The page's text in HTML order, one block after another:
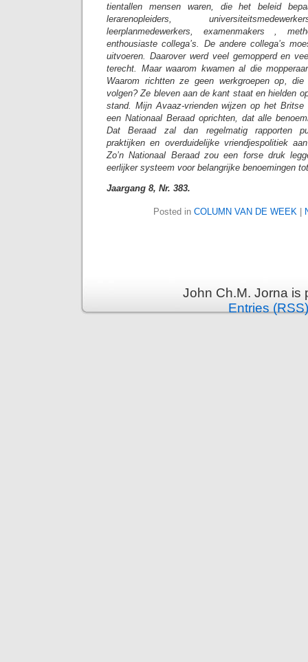
tientallen mensen waren, die het beleid
lerarenopleiders,
leerplanmedewerkers, examenmakers ,
enthousiaste collega’s. De andere collega’s
uitvoeren. Daarover werd veel gemopperd en
terecht. Maar waarom kwamen al die
Waarom richtten ze geen werkgroepen op,
volgen? Ze bleven aan de kant staat en hielden
stand. Mijn Avaaz-vrienden wijzen op het
een Nationaal Beraad oprichten, dat alle
Dat Beraad zal dan regelmatig rapporten
praktijken en overduidelijke vriendjespolitiek
Zo’n Nationaal Beraad zou een forse druk
eerlijker systeem voor belangrijke benoemingen
Jaargang 8, Nr. 383.
Posted in COLUMN VAN DE WEEK
John Ch.M. Jorna
Entries (RSS)